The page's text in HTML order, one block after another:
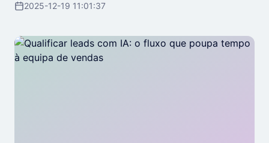
2025-12-19 11:01:37